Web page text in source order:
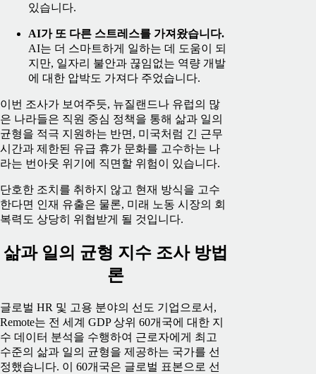
있습니다.
AI가 또 다른 스트레스를 가져왔습니다.
AI는 더 스마트하게 일하는 데 도움이 되
지만, 일자리 불안과 끊임없는 역량 개발
에 대한 압박도 가져다 주었습니다.
이번 조사가 보여주듯, 뉴질랜드나 유럽의 많
은 나라들은 직원 중심 정책을 통해 삶과 일의
균형을 적극 지원하는 반면, 미국처럼 긴 근무
시간과 제한된 유급 휴가 문화를 고수하는 나
라는 번아웃 위기에 직면할 위험이 있습니다.
단호한 조치를 취하지 않고 현재 방식을 고수
한다면 인재 유출은 물론, 미래 노동 시장의 회
복력도 상당히 위협받게 될 것입니다.
삶과 일의 균형 지수 조사 방법
론
글로벌 HR 및 고용 분야의 선도 기업으로서,
Remote는 전 세계 GDP 상위 60개국에 대한 지
수 데이터 분석을 수행하여 근로자에게 최고
수준의 삶과 일의 균형을 제공하는 국가를 선
정했습니다. 이 60개국은 글로벌 표본으로 선